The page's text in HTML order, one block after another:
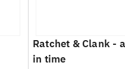
Ratchet & Clank -
in time